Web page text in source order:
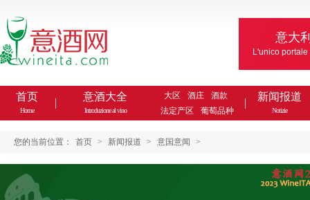
意大
L'unico
首页
Home
意酒大全
Introduzione al vino
大区 酒庄
酒款
法定产区
葡萄品种
新闻报道
Notizie
您的当前位置： 首页 > 新闻报道 > 意国意闻 >